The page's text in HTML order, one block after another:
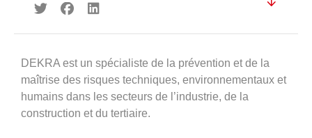
360°
À propos
Réferences
DEKRA est un spécialiste de la prévention et de la
maîtrise des risques techniques, environnementaux et
humains dans les secteurs de l’industrie, de la
construction et du tertiaire.